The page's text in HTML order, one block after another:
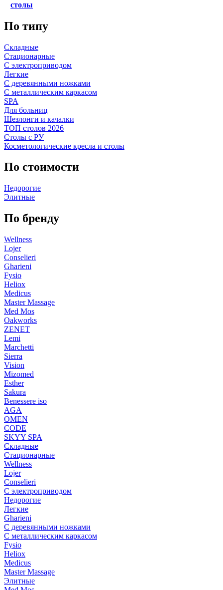
столы
По типу
Складные
Стационарные
С электроприводом
Легкие
С деревянными ножками
С металлическим каркасом
SPA
Для больниц
Шезлонги и качалки
ТОП столов 2026
Столы с РУ
Косметологические кресла и столы
По стоимости
Недорогие
Элитные
По бренду
Wellness
Lojer
Conselieri
Gharieni
Fysio
Heliox
Medicus
Master Massage
Med Mos
Oakworks
ZENET
Lemi
Marchetti
Sierra
Vision
Mizomed
Esther
Sakura
Benessere iso
AGA
OMEN
CODE
SKYY SPA
Складные
Стационарные
Wellness
Lojer
Conselieri
С электроприводом
Недорогие
Легкие
Gharieni
С деревянными ножками
С металлическим каркасом
Fysio
Heliox
Medicus
Master Massage
Элитные